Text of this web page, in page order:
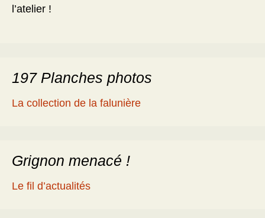
l’atelier !
197 Planches photos
La collection de la falunière
Grignon menacé !
Le fil d’actualités